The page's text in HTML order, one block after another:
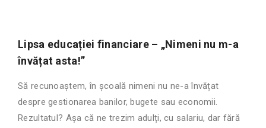
Lipsa educației financiare – „Nimeni nu m-a
învățat asta!”
Să recunoaștem, în școală nimeni nu ne-a învățat
despre gestionarea banilor, bugete sau economii.
Rezultatul? Așa că ne trezim adulți, cu salariu, dar fără